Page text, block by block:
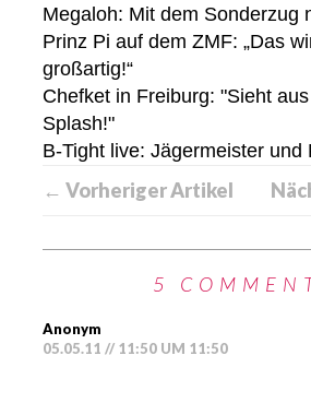
Megaloh: Mit dem Sonderzug
Prinz Pi auf dem ZMF: „Das
großartig!“
Chefket in Freiburg: "Sieht
Splash!"
B-Tight live: Jägermeister und
← Vorheriger Artikel
5
Anonym
05.05.11 // 11:50 UM 11:50